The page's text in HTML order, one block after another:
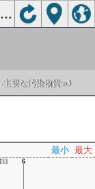
Mobile-Wyandotte, Oklahomaの大気の状態
-主要な汚染物質:o3
最小 最大